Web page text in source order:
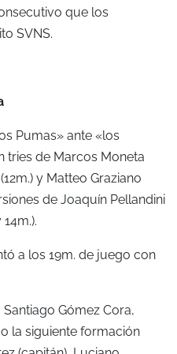
que los
SVNS.
Pumas» ante «los
tries de Marcos Moneta
y Matteo Graziano
de Joaquín Pellandini
a los 19m. de juego con
Gómez Cora,
la siguiente formación